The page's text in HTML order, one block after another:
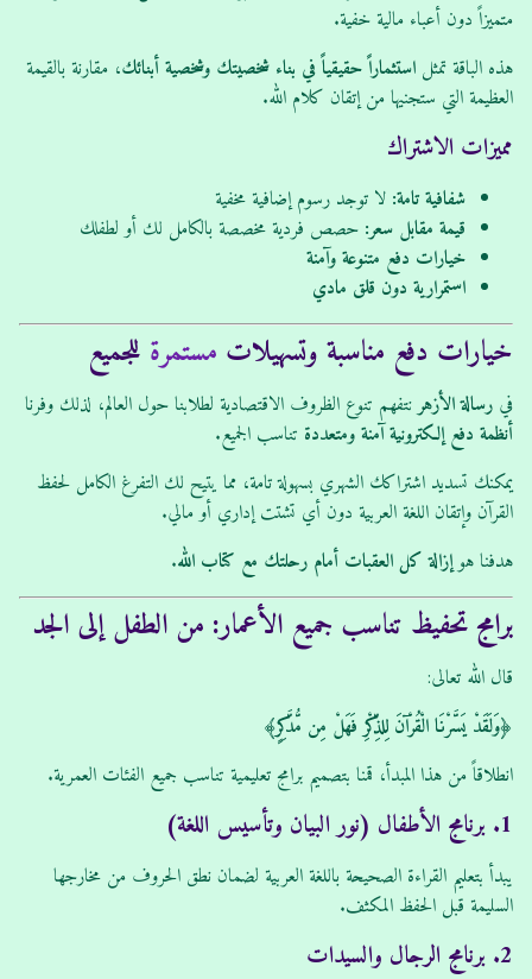
متميزاً دون أعباء مالية خفية.
هذه الباقة تمثل استثماراً حقيقياً في بناء شخصيتك وشخصية أبنائك، مقارنة بالقيمة
العظيمة التي ستجنيها من إتقان كلام الله.
مميزات الاشتراك
شفافية تامة: لا توجد رسوم إضافية مخفية
قيمة مقابل سعر: حصص فردية مخصصة بالكامل لك أو لطفلك
خيارات دفع متنوعة وآمنة
استمرارية دون قلق مادي
خيارات دفع مناسبة وتسهيلات مستمرة للجميع
في رسالة الأزهرنتفهم تنوع الظروف الاقتصادية لطلابنا حول العالم، لذلك وفرنا
أنظمة دفع إلكترونية آمنة ومتعددة تناسب الجميع.
يمكنك تسديد اشتراكك الشهري بسهولة تامة، مما يتيح لك التفرغ الكامل لحفظ
القرآن وإتقان اللغة العربية دون أي تشتت إداري أو مالي.
هدفنا هوإزالة كل العقبات أمام رحلتك مع كتاب الله.
برامج تحفيظ تناسب جميع الأعمار: من الطفل إلى الجد
قال الله تعالى:
﴿وَلَقَدْ يَسَّرْنَا الْقُرْآنَ لِلذِّكْرِ فَهَلْ مِن مُّدَّكِرٍ﴾
انطلاقاً من هذا المبدأ، قمنا بتصميم برامج تعليمية تناسب جميع الفئات العمرية.
1. برنامج الأطفال (نور البيان وتأسيس اللغة)
يبدأ بتعليم القراءة الصحيحة باللغة العربية لضمان نطق الحروف من مخارجها
السليمة قبل الحفظ المكثف.
2. برنامج الرجال والسيدات